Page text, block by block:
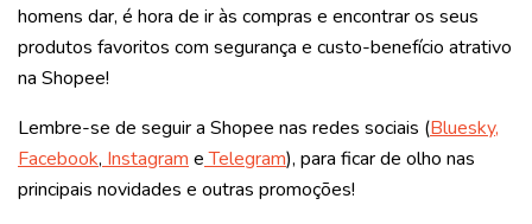
homens dar, é hora de ir às compras e encontrar os seus
produtos favoritos com segurança e custo-benefício atrativo
na Shopee!
Lembre-se de seguir a Shopee nas redes sociais (Bluesky,
Facebook, Instagram e Telegram), para ficar de olho nas
principais novidades e outras promoções!